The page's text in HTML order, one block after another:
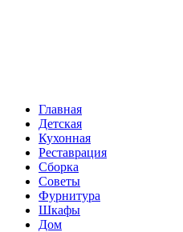
Главная
Детская
Кухонная
Реставрация
Сборка
Советы
Фурнитура
Шкафы
Дом